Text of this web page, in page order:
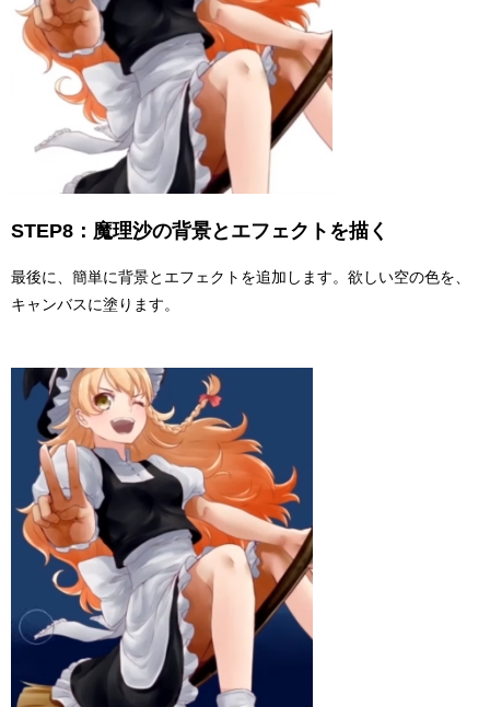
STEP8：魔理沙の背景とエフェクトを描く
最後に、簡単に背景とエフェクトを追加します。欲しい空の色を、
キャンバスに塗ります。